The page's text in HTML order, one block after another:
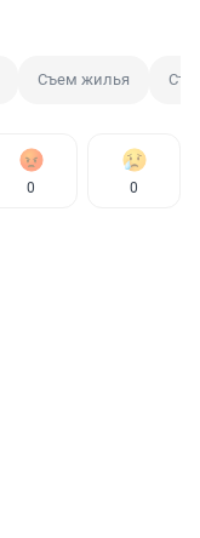
Съем жилья
0 0